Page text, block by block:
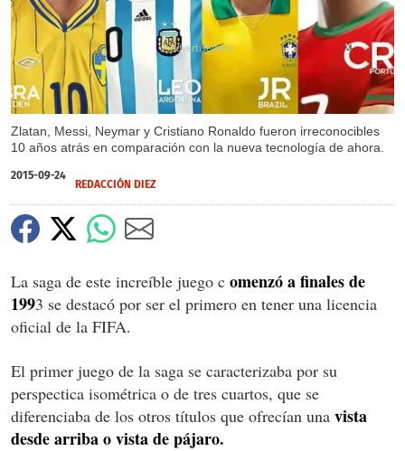
Zlatan, Messi, Neymar y Cristiano Ronaldo fueron irreconocibles
10 años atrás en comparación con la nueva tecnología de ahora.
X
2015-09-24
REDACCIÓN DIEZ
La saga de este increíble juego c omenzó a finales de
1993 se destacó por ser el primero en tener una licencia
oficial de la FIFA.
El primer juego de la saga se caracterizaba por su
perspectica isométrica o de tres cuartos, que se
diferenciaba de los otros títulos que ofrecían una vista
desde arriba o vista de pájaro.